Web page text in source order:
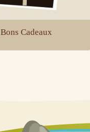
Bons Cadeaux